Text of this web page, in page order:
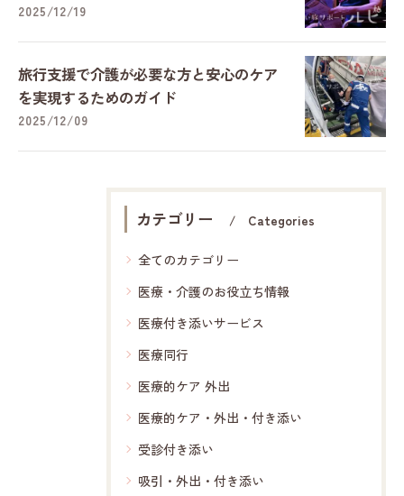
2025/12/19
旅行支援で介護が必要な方と安心のケア
を実現するためのガイド
2025/12/09
カテゴリー Categories
全てのカテゴリー
医療・介護のお役立ち情報
医療付き添いサービス
医療同行
医療的ケア 外出
医療的ケア・外出・付き添い
受診付き添い
吸引・外出・付き添い